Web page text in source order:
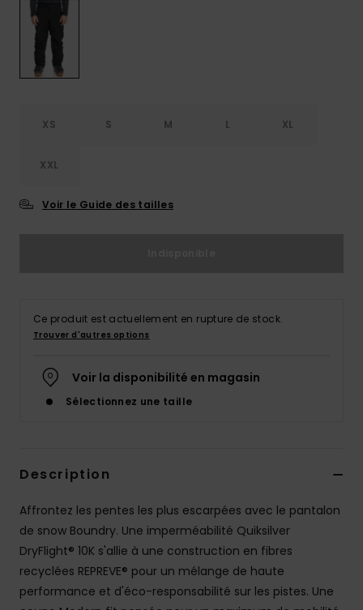
XS S M L XL
XXL
Voir le Guide des tailles
Ce produit est actuellement en rupture de stock.
Trouver d'autres options
Voir la disponibilité en magasin
Sélectionnez une taille
Description
Affrontez les pentes les plus escarpées avec le pantalon
de snow Boundry. Une imperméabilité Quiksilver
DryFlight® 10K s'allie à une construction en fibres
recyclées REPREVE® pour un mélange de haute
performance et d'éco-responsabilité sur les pistes. Une